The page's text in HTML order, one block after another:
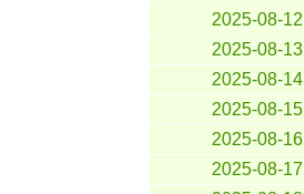
2025-08-12
2025-08-13
2025-08-14
2025-08-15
2025-08-16
2025-08-17